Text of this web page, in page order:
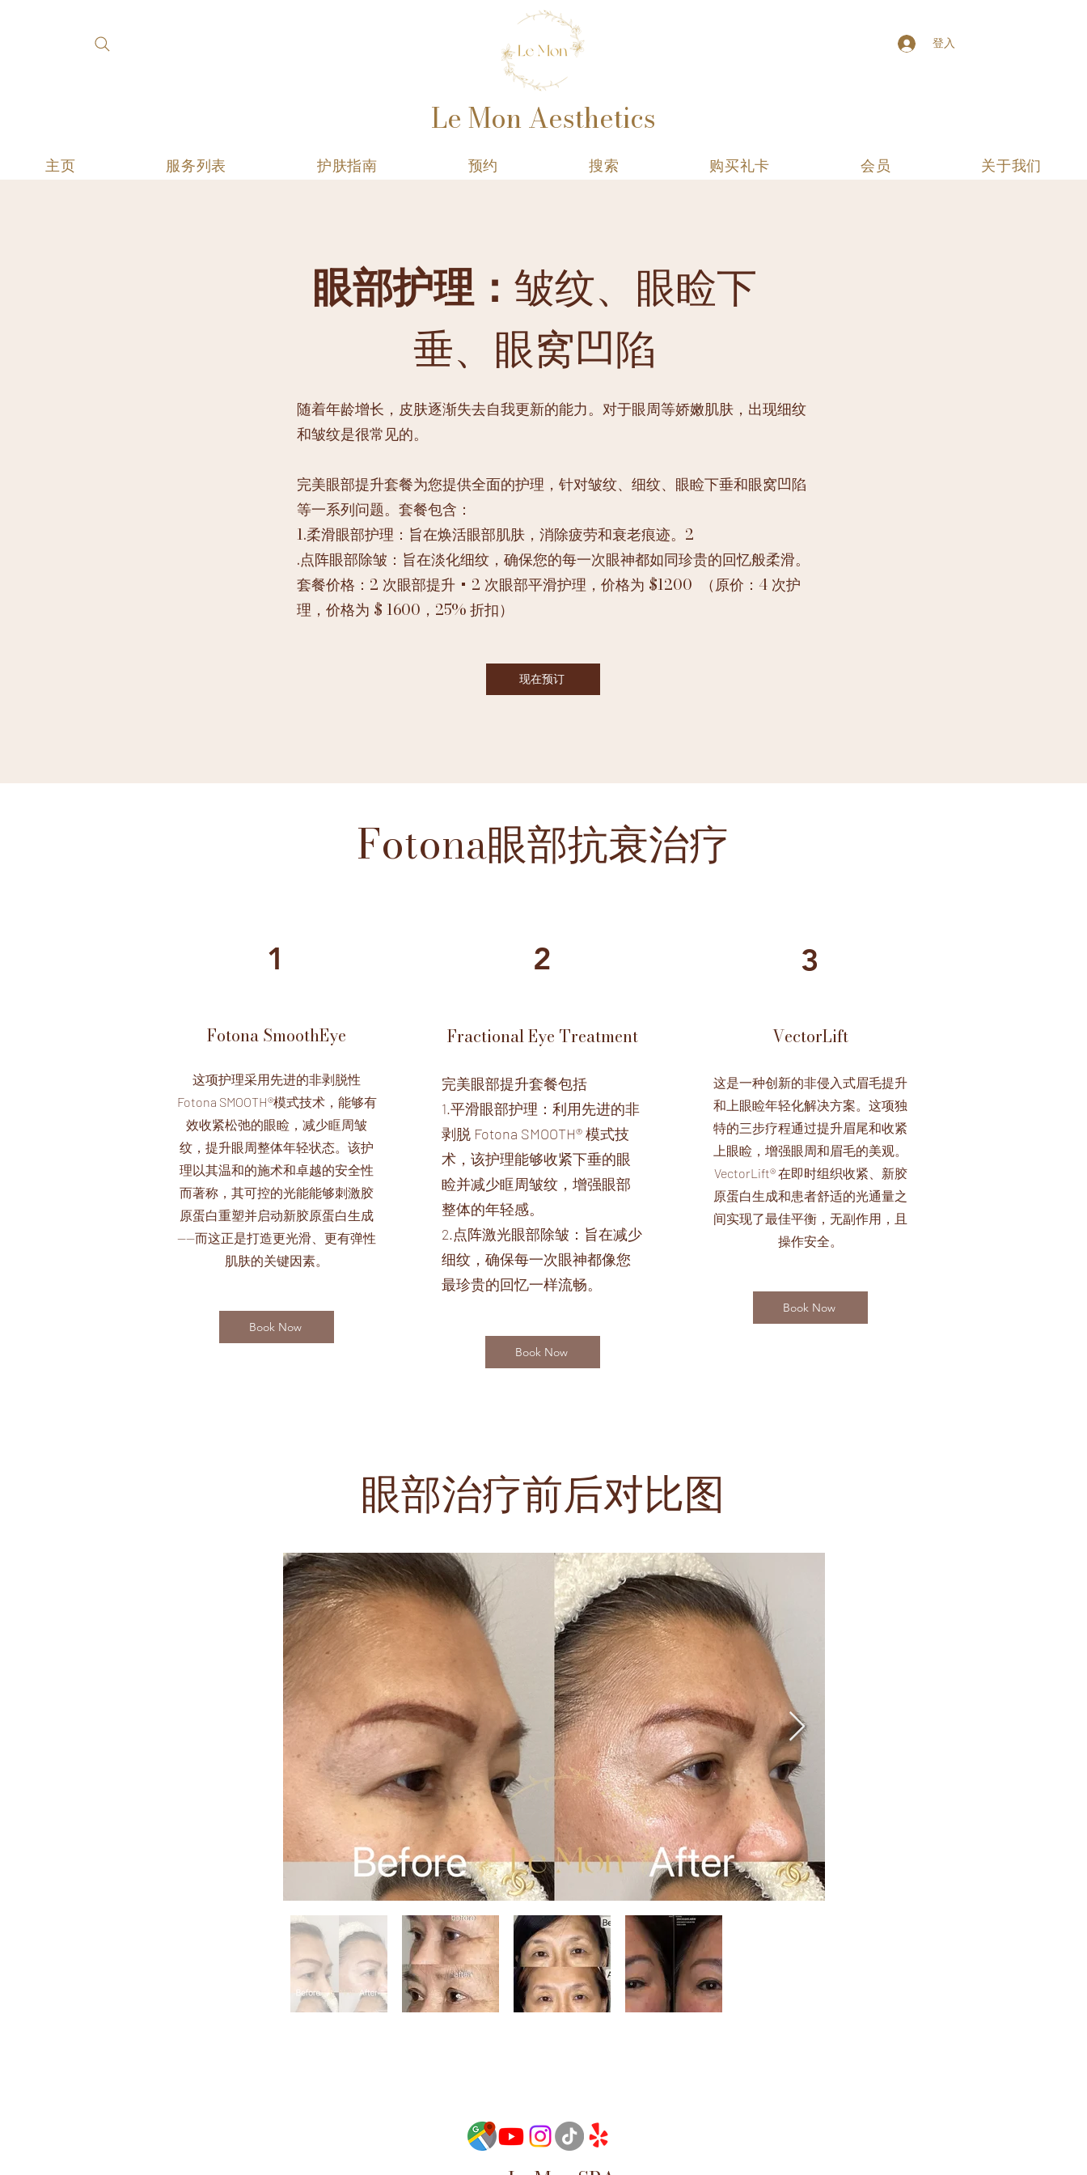
登入
Le Mon Aesthetics
主页 服务列表 护肤指南 预约 搜索 购买礼卡 会员 关于我们
眼部护理： 皱纹、眼睑下
垂、眼窝凹陷
随着年龄增长，皮肤逐渐失去自我更新的能力。对于眼周等娇嫩肌肤，出现细纹
和皱纹是很常见的。
完美眼部提升套餐为您提供全面的护理，针对皱纹、细纹、眼睑下垂和眼窝凹陷
等一系列问题。套餐包含：
1.柔滑眼部护理：旨在焕活眼部肌肤，消除疲劳和衰老痕迹。2
.点阵眼部除皱：旨在淡化细纹，确保您的每一次眼神都如同珍贵的回忆般柔滑。
套餐价格：2 次眼部提升 + 2 次眼部平滑护理，价格为 $1200 （原价：4 次护
理，价格为 $ 1600，25% 折扣）
现在预订
Fotona眼部抗衰治疗
1
Fotona SmoothEye
这项护理采用先进的非剥脱性
Fotona SMOOTH®模式技术，能够有
效收紧松弛的眼睑，减少眶周皱
纹，提升眼周整体年轻状态。该护
理以其温和的施术和卓越的安全性
而著称，其可控的光能能够刺激胶
原蛋白重塑并启动新胶原蛋白生成
——而这正是打造更光滑、更有弹性
肌肤的关键因素。
Book Now
2
Fractional Eye Treatment
完美眼部提升套餐包括
1.平滑眼部护理：利用先进的非
剥脱 Fotona SMOOTH® 模式技
术，该护理能够收紧下垂的眼
睑并减少眶周皱纹，增强眼部
整体的年轻感。
2.点阵激光眼部除皱：旨在减少
细纹，确保每一次眼神都像您
最珍贵的回忆一样流畅。
Book Now
3
VectorLift
这是一种创新的非侵入式眉毛提升
和上眼睑年轻化解决方案。这项独
特的三步疗程通过提升眉尾和收紧
上眼睑，增强眼周和眉毛的美观。
VectorLift® 在即时组织收紧、新胶
原蛋白生成和患者舒适的光通量之
间实现了最佳平衡，无副作用，且
操作安全。
Book Now
眼部治疗前后对比图